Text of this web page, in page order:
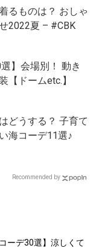
るものは？ おしゃ
2022夏 – #CBK
】会場別！ 動き
【ドームetc.】
どうする？ 子育て
海コーデ11選♪
Recommended by
ーデ30選】涼しくて